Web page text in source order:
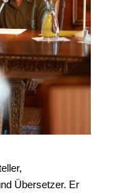
Übersetzer. Er